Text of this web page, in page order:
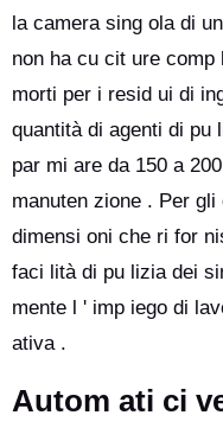
la camera sing ola di
non ha cu cit ure
morti per i resid ui di
quantità di agenti di pu
par mi are da 150 a
manuten zione . Per
dimensi oni che ri for
faci lità di pu lizia dei
mente l ' imp iego di
ativa .
Autom ati ci